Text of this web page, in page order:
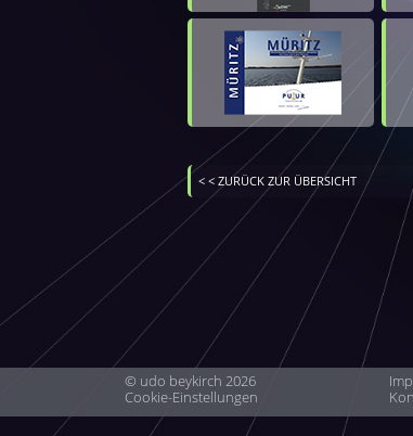
< < ZURÜCK ZUR ÜBERSICHT
© udo beykirch 2026
Cookie-Einstellungen